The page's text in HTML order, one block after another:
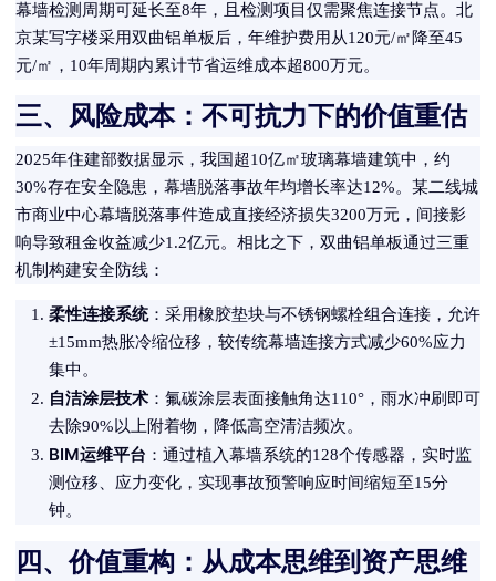
幕墙检测周期可延长至8年，且检测项目仅需聚焦连接节点。北
京某写字楼采用双曲铝单板后，年维护费用从120元/㎡降至45
元/㎡，10年周期内累计节省运维成本超800万元。
三、风险成本：不可抗力下的价值重估
2025年住建部数据显示，我国超10亿㎡玻璃幕墙建筑中，约
30%存在安全隐患，幕墙脱落事故年均增长率达12%。某二线城
市商业中心幕墙脱落事件造成直接经济损失3200万元，间接影
响导致租金收益减少1.2亿元。相比之下，双曲铝单板通过三重
机制构建安全防线：
柔性连接系统：采用橡胶垫块与不锈钢螺栓组合连接，允许
±15mm热胀冷缩位移，较传统幕墙连接方式减少60%应力
集中。
自洁涂层技术 ：氟碳涂层表面接触角达110°，雨水冲刷即可
去除90%以上附着物，降低高空清洁频次。
BIM运维平台 ：通过植入幕墙系统的128个传感器，实时监
测位移、应力变化，实现事故预警响应时间缩短至15分
钟。
四、价值重构：从成本思维到资产思维